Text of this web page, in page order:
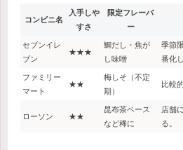
コンビニ名
入手しや
すさ
限定フレーバ
ー
セブンイレ
ブン
★★★
鯛だし・焦が
し味噌
季節
番化
ファミリー
マート
★★
梅しそ（不定
期）
比較
ローソン ★★
昆布茶ベース
など稀に
店舗
る。